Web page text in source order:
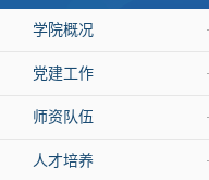
学院概况
党建工作
师资队伍
人才培养